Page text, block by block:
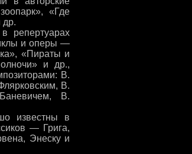
«Где
др.
репертуарах
и оперы —
«Пираты и
и др.,
В.
В.
В.
известны в
— Грига,
Энеску и